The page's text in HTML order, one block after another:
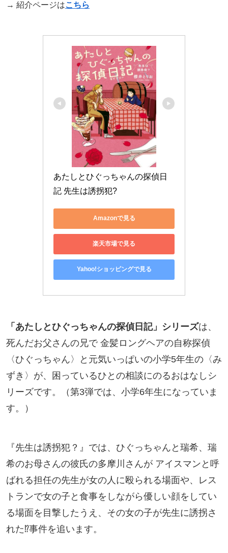
→ 紹介ページはこちら
あたしとひぐっちゃんの探偵日
記 先生は誘拐犯?
Amazonで見る
楽天市場で見る
Yahoo!ショッピングで見る
「あたしとひぐっちゃんの探偵日記」シリーズは、
死んだお父さんの兄で 金髪ロングヘアの自称探偵
〈ひぐっちゃん〉と元気いっぱいの小学5年生の〈み
ずき〉が、困っているひとの相談にのるおはなしシ
リーズです。（第3弾では、小学6年生になっていま
す。）
『先生は誘拐犯？』では、ひぐっちゃんと瑞希、瑞
希のお母さんの彼氏の多摩川さんが アイスマンと呼
ばれる担任の先生が女の人に殴られる場面や、レス
トランで女の子と食事をしながら優しい顔をしてい
る場面を目撃したうえ、その女の子が先生に誘拐さ
れた⁉事件を追います。